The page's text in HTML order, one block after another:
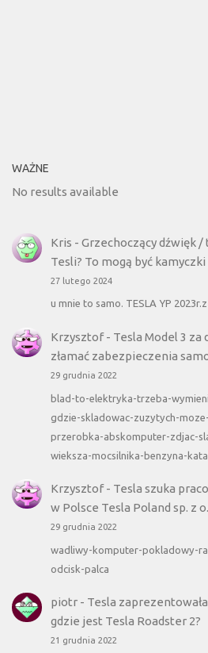
WAŻNE
No results available
Kris - Grzechoczący dźwięk
Tesli? To mogą być
27 lutego 2024
u mnie to samo. TESLA YP
Krzysztof- Tesla Model 3 za
złamać zabezpieczenia
29 grudnia 2022
blad-to-elektryka-trzeba-
gdzie-skladowac-zuzytych-
przerobka-abskomputer-zdjac-
wieksza-mocsilnika-benzyna-
Krzysztof- Tesla szuka
w Polsce Tesla Poland sp. z
29 grudnia 2022
wadliwy-komputer-pokladowy-
odcisk-palca
piotr- Tesla
gdzie jest Tesla Roadster 2?
21 grudnia 2022